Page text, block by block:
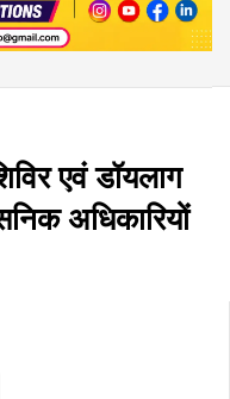
एवं डॉयलाग
अधिकारियों